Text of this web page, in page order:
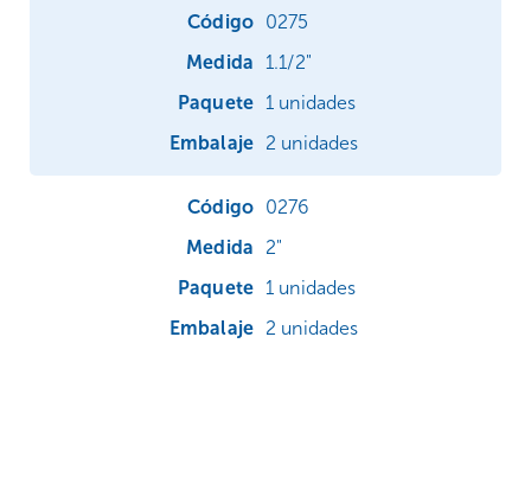
0275
1.1/2"
1 unidades
2 unidades
0276
2"
1 unidades
2 unidades